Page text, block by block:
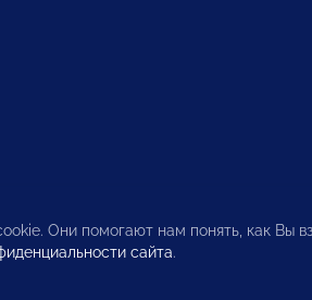
Они помогают нам понять, как Вы
сайта.